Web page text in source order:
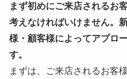
まず初めにご来店されるお
考えなければいけません。
様・顧客様によってアプロ
す。
まずは、ご来店されるお客